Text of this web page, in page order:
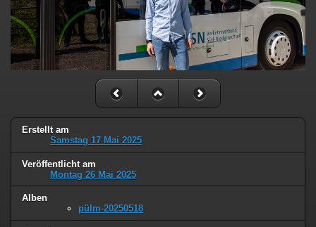
Erstellt am
Samstag 17 Mai 2025
Veröffentlicht am
Montag 26 Mai 2025
Alben
pülm-20250518